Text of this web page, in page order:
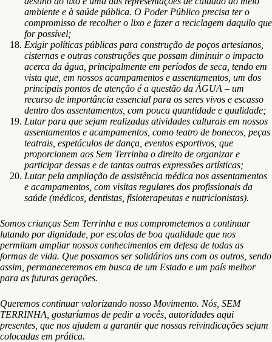
ambiente e à saúde pública. O Poder Público precisa ter o
compromisso de recolher o lixo e fazer a reciclagem daquilo que
for possível;
Exigir políticas públicas para construção de poços artesianos,
cisternas e outras construções que possam diminuir o impacto
acerca da água, principalmente em períodos de seca, tendo em
vista que, em nossos acampamentos e assentamentos, um dos
principais pontos de atenção é a questão da ÁGUA – um
recurso de importância essencial para os seres vivos e escasso
dentro dos assentamentos, com pouca quantidade e qualidade;
Lutar para que sejam realizadas atividades culturais em nossos
assentamentos e acampamentos, como teatro de bonecos, peças
teatrais, espetáculos de dança, eventos esportivos, que
proporcionem aos Sem Terrinha o direito de organizar e
participar dessas e de tantas outras expressões artísticas;
Lutar pela ampliação de assistência médica nos assentamentos
e acampamentos, com visitas regulares dos profissionais da
saúde (médicos, dentistas, fisioterapeutas e nutricionistas).
Somos crianças Sem Terrinha e nos comprometemos a continuar
lutando por dignidade, por escolas de boa qualidade que nos
permitam ampliar nossos conhecimentos em defesa de todas as
formas de vida. Que possamos ser solidários uns com os outros, sendo
assim, permaneceremos em busca de um Estado e um país melhor
para as futuras gerações.
Queremos continuar valorizando nosso Movimento. Nós, SEM
TERRINHA, gostaríamos de pedir a vocês, autoridades aqui
presentes, que nos ajudem a garantir que nossas reivindicações sejam
colocadas em prática.